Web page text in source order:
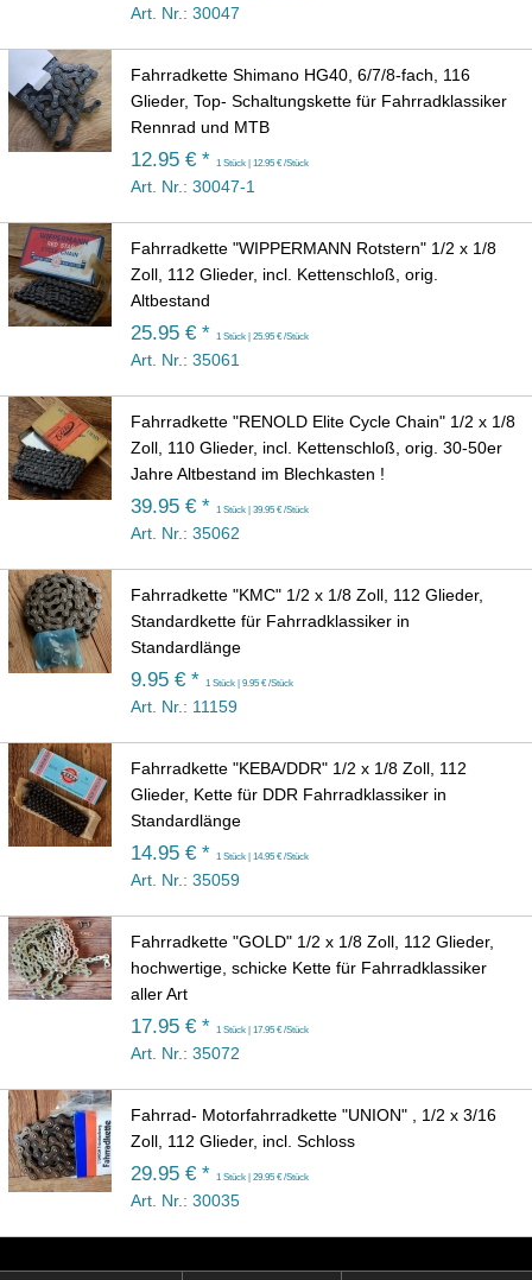
Art. Nr.: 30047
Fahrradkette Shimano HG40, 6/7/8-fach, 116
Glieder, Top- Schaltungskette für Fahrradklassiker
Rennrad und MTB
12.95 € * 1 Stück | 12.95 € /Stück
Art. Nr.: 30047-1
Fahrradkette "WIPPERMANN Rotstern" 1/2 x 1/8
Zoll, 112 Glieder, incl. Kettenschloß, orig.
Altbestand
25.95 € * 1 Stück | 25.95 € /Stück
Art. Nr.: 35061
Fahrradkette "RENOLD Elite Cycle Chain" 1/2 x 1/8
Zoll, 110 Glieder, incl. Kettenschloß, orig. 30-50er
Jahre Altbestand im Blechkasten !
39.95 € * 1 Stück | 39.95 € /Stück
Art. Nr.: 35062
Fahrradkette "KMC" 1/2 x 1/8 Zoll, 112 Glieder,
Standardkette für Fahrradklassiker in
Standardlänge
9.95 € * 1 Stück | 9.95 € /Stück
Art. Nr.: 11159
Fahrradkette "KEBA/DDR" 1/2 x 1/8 Zoll, 112
Glieder, Kette für DDR Fahrradklassiker in
Standardlänge
14.95 € * 1 Stück | 14.95 € /Stück
Art. Nr.: 35059
Fahrradkette "GOLD" 1/2 x 1/8 Zoll, 112 Glieder,
hochwertige, schicke Kette für Fahrradklassiker
aller Art
17.95 € * 1 Stück | 17.95 € /Stück
Art. Nr.: 35072
Fahrrad- Motorfahrradkette "UNION" , 1/2 x 3/16
Zoll, 112 Glieder, incl. Schloss
29.95 € * 1 Stück | 29.95 € /Stück
Art. Nr.: 30035